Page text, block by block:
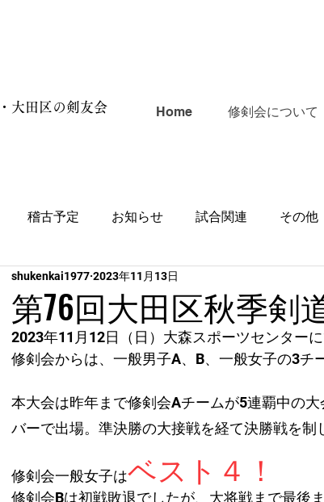
大田区の剣友会 Home 修剣会について
稽古予定 お知らせ 試合関連 その他
第76回大田区秋季剣
shukenkai1977 2023年11月13日
2023年11月12日（日）大森スポーツセンター
修剣会からは、一般男子A、B、一般女子の3チ
本大会は昨年まで修剣会Aチームが5連覇中の
バーで出場。準決勝の大接戦を経て決勝戦を制
修剣会一般女子はベスト４！
修剣会Bは初戦敗退でしたが、大将戦まで最後